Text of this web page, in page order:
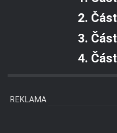
2. Část
3. Část
4. Část
REKLAMA